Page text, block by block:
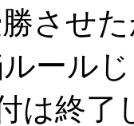
させ
ール
は終了